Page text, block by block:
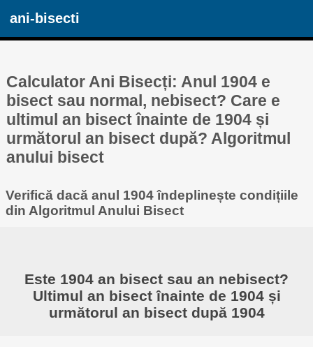
ani-bisecti
Calculator Ani Bisecți: Anul 1904 e
bisect sau normal, nebisect? Care e
ultimul an bisect înainte de 1904 și
următorul an bisect după? Algoritmul
anului bisect
Verifică dacă anul 1904 îndeplinește condițiile
din Algoritmul Anului Bisect
Este 1904 an bisect sau an nebisect?
Ultimul an bisect înainte de 1904 și
următorul an bisect după 1904